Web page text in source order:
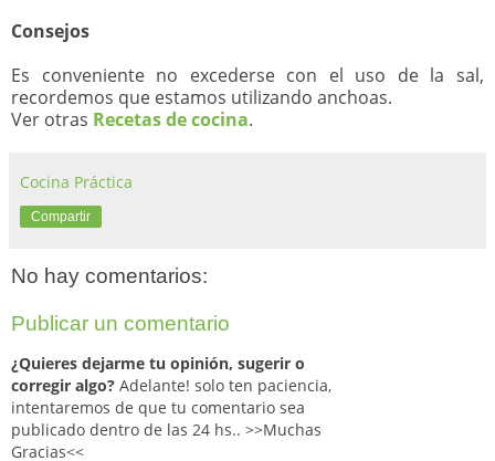
Consejos
Es conveniente no excederse con el uso de la sal,
recordemos que estamos utilizando anchoas.
Ver otras Recetas de cocina.
Cocina Práctica
Compartir
No hay comentarios:
Publicar un comentario
¿Quieres dejarme tu opinión, sugerir o
corregir algo? Adelante! solo ten paciencia,
intentaremos de que tu comentario sea
publicado dentro de las 24 hs.. >>Muchas
Gracias<<